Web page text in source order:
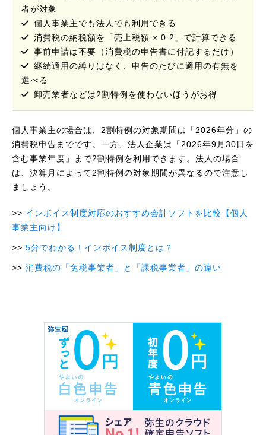
者が対象
個人事業主でも法人でも利用できる
消費税の納税額を「売上税額 × 0.2」で計算できる
事前申請は不要（消費税の申告書に付記するだけ）
継続適用の縛りはなく、申告のたびに適用の有無を
選べる
卸売業者などは2割特例を使わないほうがお得
個人事業主の場合は、2割特例の対象期間は「2026年分」の
消費税申告までです。一方、法人企業は「2026年9月30日を
含む事業年度」まで2割特例を利用できます。法人の場合
は、決算月によって2割特例の対象期間が異なるので注意し
ましょう。
インボイス制度対応のおすすめ会計ソフトを比較【個人
事業主向け】
5分でわかる！インボイス制度とは？
消費税の「免税事業者」と「課税事業者」の違い